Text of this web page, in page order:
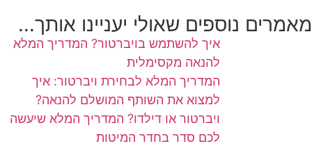
מאמרים נוספים שאולי יעניינו אותך...
איך להשתמש בויברטור? המדריך המלא
להנאה מקסימלית
המדריך המלא לבחירת ויברטור: איך
למצוא את השותף המושלם להנאה?
ויברטור או דילדו? המדריך המלא שיעשה
לכם סדר בחדר המיטות